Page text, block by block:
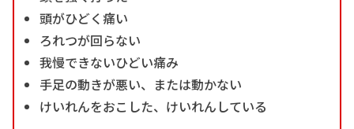
頭がひどく痛い
ろれつが回らない
我慢できないひどい痛み
手足の動きが悪い、または動かない
けいれんをおこした、けいれんしている